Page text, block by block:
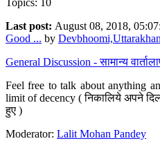
Last post: August 08, 2018,
Good ... by
General Discussion - सामान्य
Feel free to talk about anything
limit of decency ( निकालिये अपने
हुए )
Moderator: Lalit Mohan Pandey